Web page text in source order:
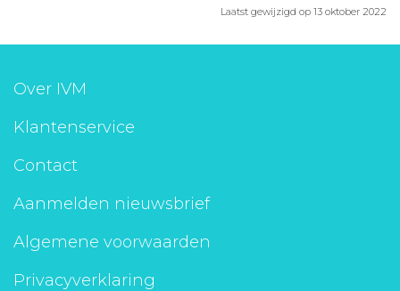
Laatst gewijzigd op 13 oktober 2022
Over IVM
Klantenservice
Contact
Aanmelden nieuwsbrief
Algemene voorwaarden
Privacyverklaring